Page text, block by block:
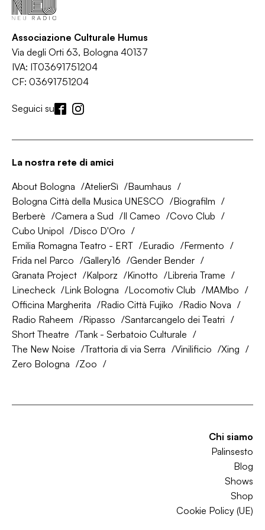
Associazione Culturale Humus
Via degli Orti 63, Bologna 40137
IVA: IT03691751204
CF: 03691751204
Seguici su
La nostra rete di amici
About Bologna AtelierSì
Baumhaus
Bologna Città della Musica UNESCO
Biografilm
Berberè
Camera a Sud Il Cameo
Covo Club
Cubo Unipol
Disco D'Oro
Emilia Romagna Teatro - ERT
Euradio
Fermento
Frida nel Parco
Gallery16
Gender Bender
Granata Project
Kalporz Kinotto
Libreria Trame
Linecheck
Link Bologna Locomotiv Club
MAMbo
Officina Margherita
Radio Città Fujiko
Radio Nova
Radio Raheem
Ripasso
Santarcangelo dei Teatri
Short Theatre
Tank - Serbatoio Culturale
The New Noise
Trattoria di via Serra Vinilificio
Xing
Zero Bologna
Zoo
Chi siamo
Palinsesto
Blog
Shows
Shop
Cookie Policy (UE)